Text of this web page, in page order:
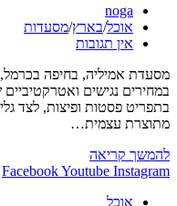
מחבר:
noga
קטגוריה:
אוכל/בארץ/מסעדות
תגובות:
אין תגובות
מסעדת אמיליה, בחיפה
במחירים נגישים
בתפריט פסטות ופיצות, לצד
מתוצרת עצמית…
להמשך קריאהאמיליה
חוויה FacebookYoutube Instagram
אוכל